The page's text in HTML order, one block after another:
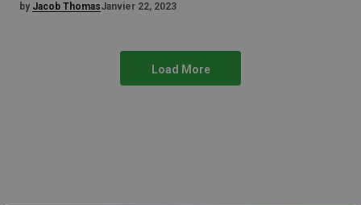
by Jacob ThomasJanvier 22, 2023
Load More